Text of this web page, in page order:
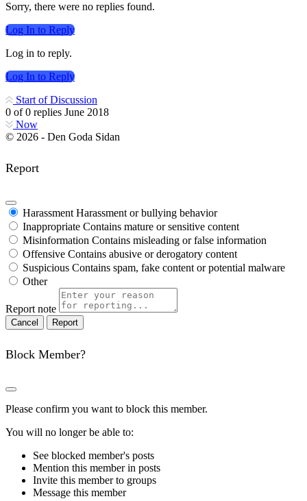
Sorry, there were no replies found.
Log In to Reply
Log in to reply.
Log In to Reply
Start of Discussion
0 of0 replies June 2018
Now
© 2026 - Den Goda Sidan
Report
Harassment Harassment or bullying behavior
Inappropriate Contains mature or sensitive content
Misinformation Contains misleading or false information
Offensive Contains abusive or derogatory content
Suspicious Contains spam, fake content or potential malware
Other
Report note
Report
Block Member?
Please confirm you want to block this member.
You will no longer be able to:
See blocked member's posts
Mention this member in posts
Invite this member to groups
Message this member